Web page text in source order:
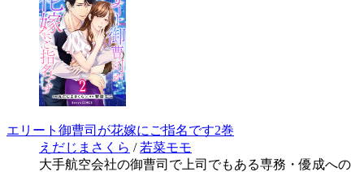
エリート御曹司が花嫁にご指名です2巻
えだじまさくら / 若菜モモ
大手航空会社の御曹司で上司でもある専務・優成への